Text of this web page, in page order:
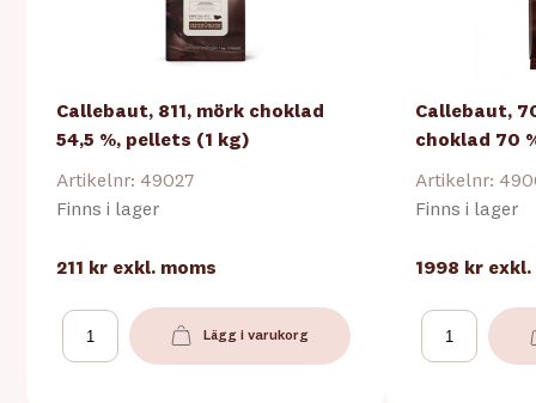
Callebaut, 811, mörk choklad
54,5 %, pellets (1 kg)
Artikelnr: 49027
Finns i lager
211 kr exkl. moms
Lägg i varukorg
Callebaut,
choklad 70
Artikelnr:
Finns i lager
1998 kr exkl.